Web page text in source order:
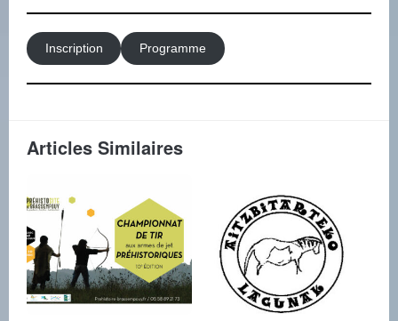
Inscription Programme
Articles Similaires